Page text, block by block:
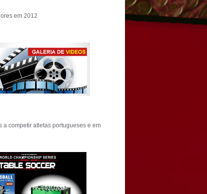
em 2012
a competir atletas portugueses e em